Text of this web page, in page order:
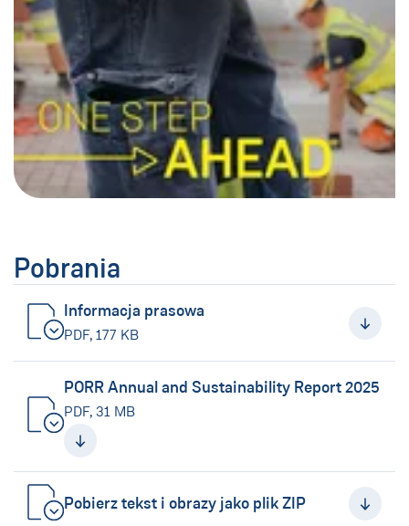
Pobrania
Informacja prasowa
PDF, 177 KB
(Nowe okno)
PORR Annual and Sustainability Report 2025
PDF, 31 MB
(Nowe okno)
Pobierz tekst i obrazy jako plik ZIP
(Nowe okno)